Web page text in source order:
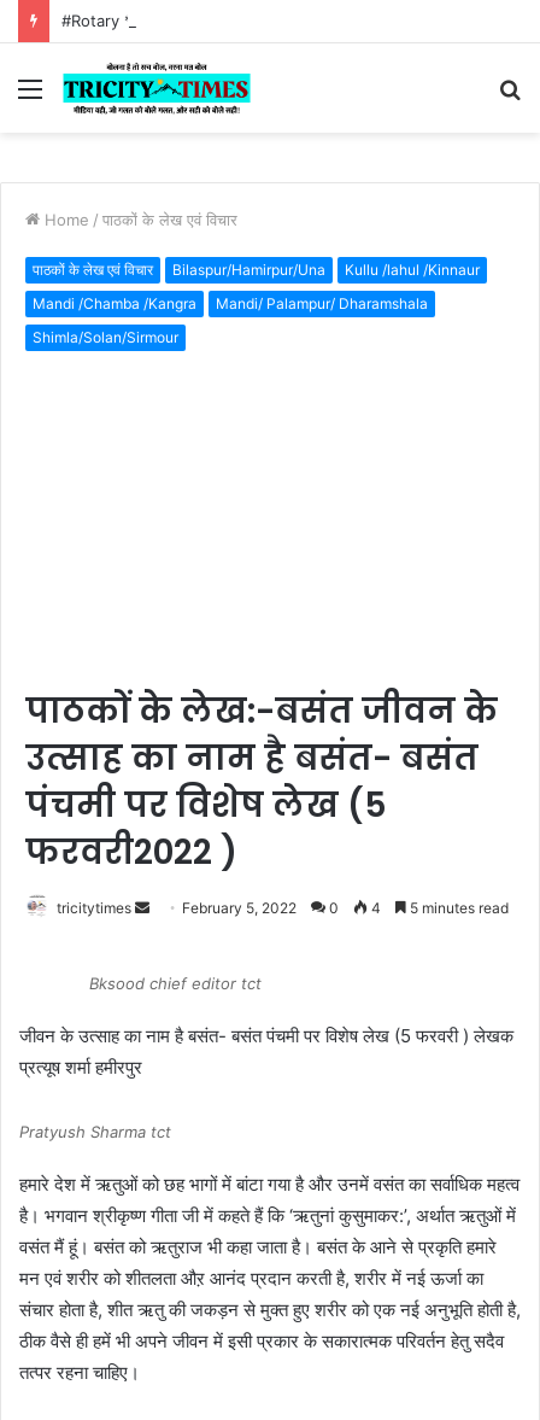
Menu
Home / पाठकों के लेख एवं विचार
पाठकों के लेख एवं विचार Bilaspur/Hamirpur/Una
Kullu /lahul /Kinnaur
Mandi /Chamba /Kangra
Mandi/ Palampur/ Dharamshala
Shimla/Solan/Sirmour
पाठकों के लेख:-बसंत जीवन के
उत्साह का नाम है बसंत- बसंत
पंचमी पर विशेष लेख (5
फरवरी2022 )
tricitytimes
Send February 5, 2022 0 4 5 minutes read
Bksood chief editor tct
जीवन के उत्साह का नाम है बसंत- बसंत पंचमी पर विशेष लेख (5 फरवरी ) लेखक
प्रत्यूष शर्मा हमीरपुर
Pratyush Sharma tct
हमारे देश में ऋतुओं को छह भागों में बांटा गया है और उनमें वसंत का सर्वाधिक महत्व
है। भगवान श्रीकृष्ण गीता जी में कहते हैं कि ‘ऋतुनां कुसुमाकर:’, अर्थात ऋतुओं में
वसंत मैं हूं। बसंत को ऋतुराज भी कहा जाता है। बसंत के आने से प्रकृति हमारे
मन एवं शरीर को शीतलता औऱ आनंद प्रदान करती है, शरीर में नई ऊर्जा का
संचार होता है, शीत ऋतु की जकड़न से मुक्त हुए शरीर को एक नई अनुभूति होती है,
ठीक वैसे ही हमें भी अपने जीवन में इसी प्रकार के सकारात्मक परिवर्तन हेतु सदैव
तत्पर रहना चाहिए।